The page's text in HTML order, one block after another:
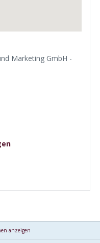
Marketing GmbH -
anzeigen